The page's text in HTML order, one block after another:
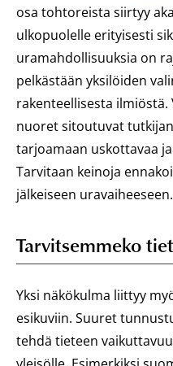
osa tohtoreista siirtyy
ulkopuolelle erityisesti
uramahdollisuuksia on
pelkästään yksilöiden
rakenteellisesta
nuoret sitoutuvat
tarjoamaan uskottavaa
Tarvitaan keinoja
jälkeiseen uravaiheeseen.
Tarvitsemmeko
Yksi näkökulma liittyy
esikuviin. Suuret
tehdä tieteen